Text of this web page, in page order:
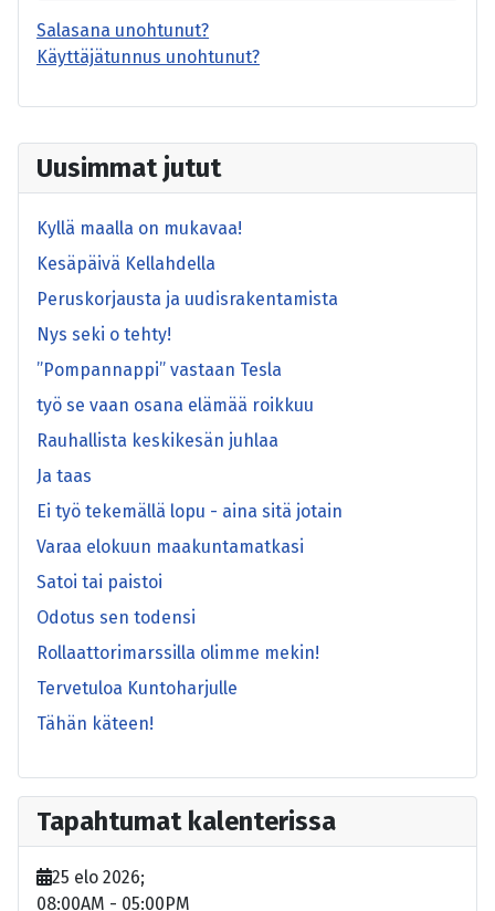
Uusimmat jutut
Kyllä maalla on mukavaa!
Kesäpäivä Kellahdella
Peruskorjausta ja uudisrakentamista
Nys seki o tehty!
”Pompannappi” vastaan Tesla
työ se vaan osana elämää roikkuu
Rauhallista keskikesän juhlaa
Ja taas
Ei työ tekemällä lopu - aina sitä jotain
Varaa elokuun maakuntamatkasi
Satoi tai paistoi
Odotus sen todensi
Rollaattorimarssilla olimme mekin!
Tervetuloa Kuntoharjulle
Tähän käteen!
Tapahtumat kalenterissa
25 elo 2026;
08:00AM - 05:00PM
Salasana unohtunut?
Käyttäjätunnus unohtunut?